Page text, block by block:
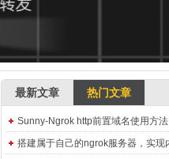
最新文章 热门文章
Sunny-Ngrok http前置域名使用方法